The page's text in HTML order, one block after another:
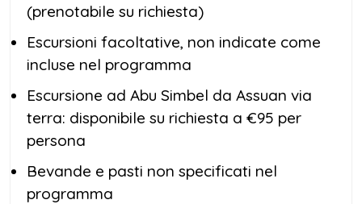
(prenotabile su richiesta)
Escursioni facoltative, non indicate come
incluse nel programma
Escursione ad Abu Simbel da Assuan via
terra: disponibile su richiesta a €95 per
persona
Bevande e pasti non specificati nel
programma